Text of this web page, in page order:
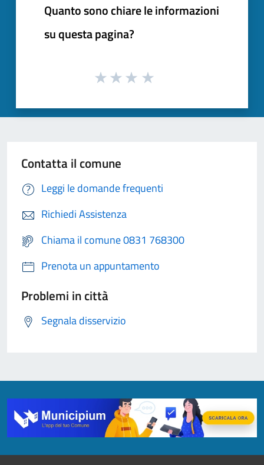
Quanto sono chiare le informazioni
su questa pagina?
Contatta il comune
Leggi le domande frequenti
Richiedi Assistenza
Chiama il comune 0831 768300
Prenota un appuntamento
Problemi in città
Segnala disservizio